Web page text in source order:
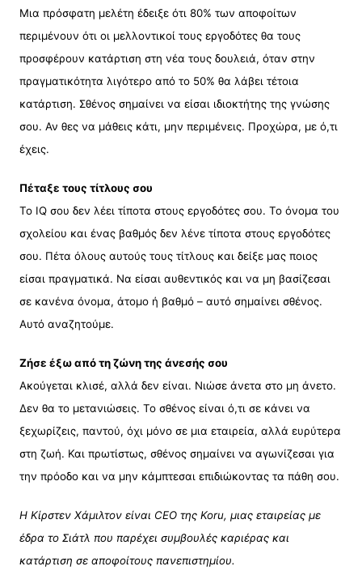
Μια πρόσφατη μελέτη έδειξε ότι 80% των αποφοίτων
περιμένουν ότι οι μελλοντικοί τους εργοδότες θα τους
προσφέρουν κατάρτιση στη νέα τους δουλειά, όταν στην
πραγματικότητα λιγότερο από το 50% θα λάβει τέτοια
κατάρτιση. Σθένος σημαίνει να είσαι ιδιοκτήτης της γνώσης
σου. Αν θες να μάθεις κάτι, μην περιμένεις. Προχώρα, με ό,τι
έχεις.
Πέταξε τους τίτλους σου
Το IQ σου δεν λέει τίποτα στους εργοδότες σου. Το όνομα του
σχολείου και ένας βαθμός δεν λένε τίποτα στους εργοδότες
σου. Πέτα όλους αυτούς τους τίτλους και δείξε μας ποιος
είσαι πραγματικά. Να είσαι αυθεντικός και να μη βασίζεσαι
σε κανένα όνομα, άτομο ή βαθμό – αυτό σημαίνει σθένος.
Αυτό αναζητούμε.
Ζήσε έξω από τη ζώνη της άνεσής σου
Ακούγεται κλισέ, αλλά δεν είναι. Νιώσε άνετα στο μη άνετο.
Δεν θα το μετανιώσεις. Το σθένος είναι ό,τι σε κάνει να
ξεχωρίζεις, παντού, όχι μόνο σε μια εταιρεία, αλλά ευρύτερα
στη ζωή. Και πρωτίστως, σθένος σημαίνει να αγωνίζεσαι για
την πρόοδο και να μην κάμπτεσαι επιδιώκοντας τα πάθη σου.
Η Κίρστεν Χάμιλτον είναι CEO της Koru, μιας εταιρείας με
έδρα το Σιάτλ που παρέχει συμβουλές καριέρας και
κατάρτιση σε αποφοίτους πανεπιστημίου.